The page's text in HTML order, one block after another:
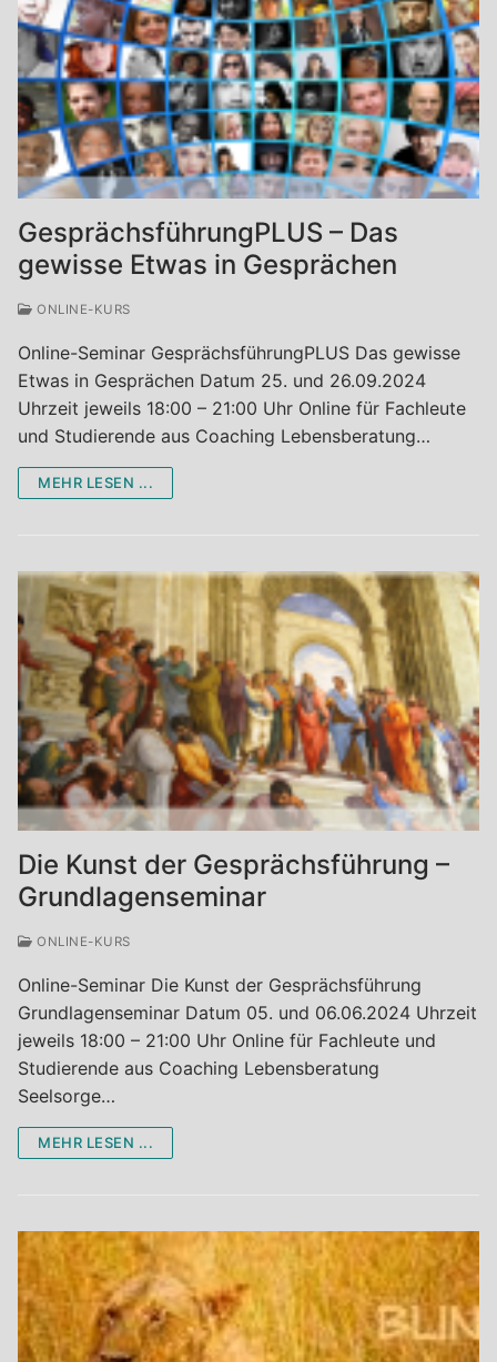
GesprächsführungPLUS – Das
gewisse Etwas in Gesprächen
ONLINE-KURS
Online-Seminar GesprächsführungPLUS Das gewisse
Etwas in Gesprächen Datum 25. und 26.09.2024
Uhrzeit jeweils 18:00 – 21:00 Uhr Online für Fachleute
und Studierende aus Coaching Lebensberatung…
MEHR LESEN ...
Die Kunst der Gesprächsführung –
Grundlagenseminar
ONLINE-KURS
Online-Seminar Die Kunst der Gesprächsführung
Grundlagenseminar Datum 05. und 06.06.2024 Uhrzeit
jeweils 18:00 – 21:00 Uhr Online für Fachleute und
Studierende aus Coaching Lebensberatung
Seelsorge…
MEHR LESEN ...